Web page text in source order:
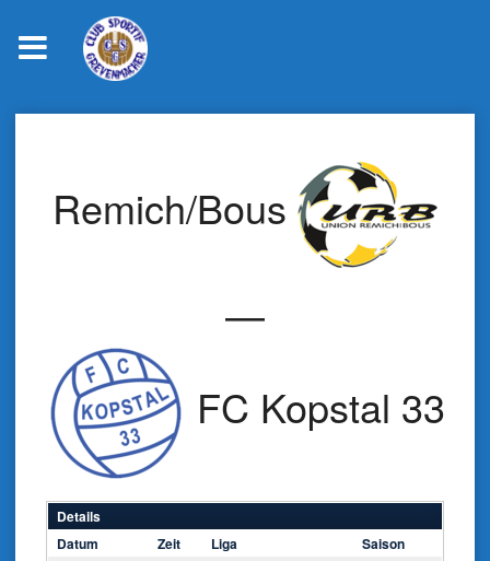
Remich/Bous
—
FC Kopstal 33
Details
Datum
Zeit Liga Saison